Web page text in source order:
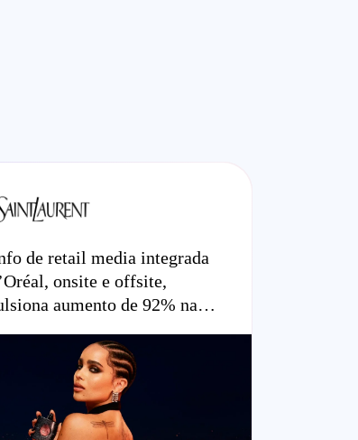
de retail media integrada
onsite e offsite,
aumento de 92% na